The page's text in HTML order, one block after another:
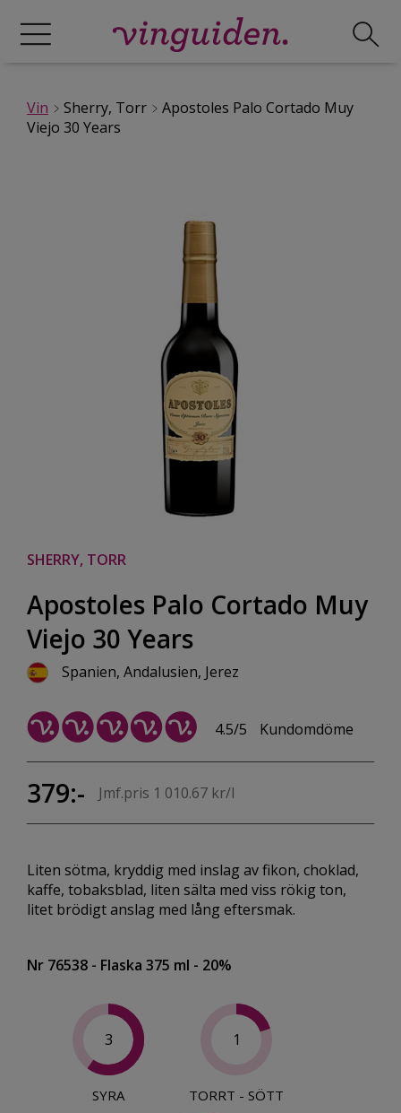
Vin Sherry, Torr
Apostoles Palo Cortado Muy
Viejo 30 Years
SHERRY, TORR
Apostoles Palo Cortado Muy
Viejo 30 Years
Spanien, Andalusien, Jerez
4.5/5 Kundomdöme
379:- Jmf.pris 1 010.67 kr/l
Liten sötma, kryddig med inslag av fikon, choklad,
kaffe, tobaksblad, liten sälta med viss rökig ton,
litet brödigt anslag med lång eftersmak.
Nr 76538 - Flaska 375 ml - 20%
3
SYRA
1
TORRT - SÖTT